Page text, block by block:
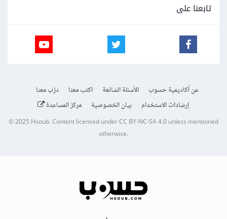
تابعنا على
عن أكاديمية حسوب الأسئلة الشائعة اكتب معنا
درّب معنا
إرشادات الاستخدام
بيان الخصوصية مركز المساعدة
© 2025Hsoub.Content licensed underCC BY-NC-SA 4.0unless mentioned
otherwise.